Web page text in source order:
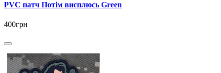
PVC патч Потім висплюсь Green
400грн